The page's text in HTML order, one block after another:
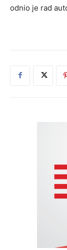
odnio je rad